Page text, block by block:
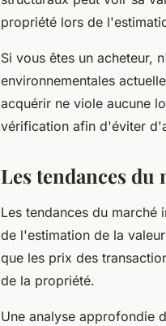
propriété lors de
Si vous êtes un acheteur,
environnementales
acquérir ne viole aucune
vérification afin d'éviter
Les tendances
Les tendances du
de l'estimation de la
que les prix des
de la propriété.
Une analyse approfondie